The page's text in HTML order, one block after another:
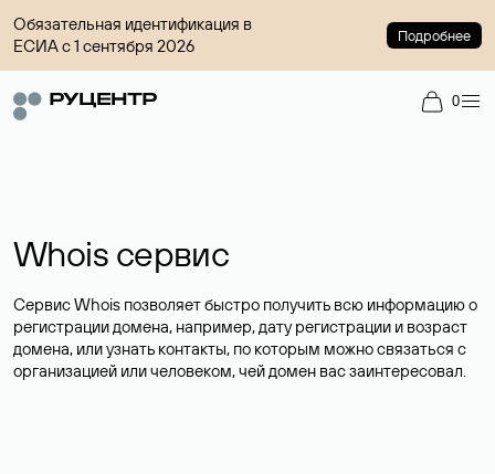
Обязательная идентификация в
ЕСИА с 1 сентября 2026
Подробнее
0
Whois сервис
Сервис Whois позволяет быстро получить всю информацию о
регистрации домена, например, дату регистрации и возраст
домена, или узнать контакты, по которым можно связаться с
организацией или человеком, чей домен вас заинтересовал.